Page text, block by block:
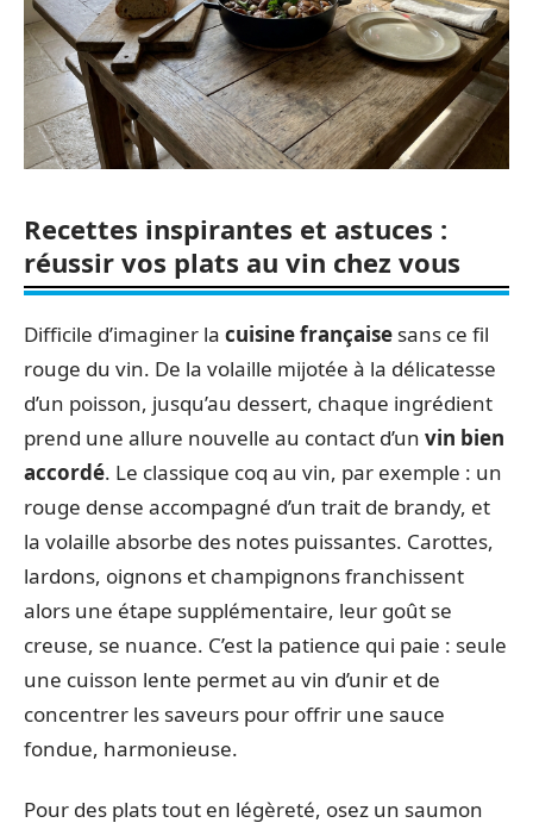
Recettes inspirantes et astuces :
réussir vos plats au vin chez vous
Difficile d’imaginer la cuisine française sans ce fil
rouge du vin. De la volaille mijotée à la délicatesse
d’un poisson, jusqu’au dessert, chaque ingrédient
prend une allure nouvelle au contact d’un vin bien
accordé. Le classique coq au vin, par exemple : un
rouge dense accompagné d’un trait de brandy, et
la volaille absorbe des notes puissantes. Carottes,
lardons, oignons et champignons franchissent
alors une étape supplémentaire, leur goût se
creuse, se nuance. C’est la patience qui paie : seule
une cuisson lente permet au vin d’unir et de
concentrer les saveurs pour offrir une sauce
fondue, harmonieuse.
Pour des plats tout en légèreté, osez un saumon